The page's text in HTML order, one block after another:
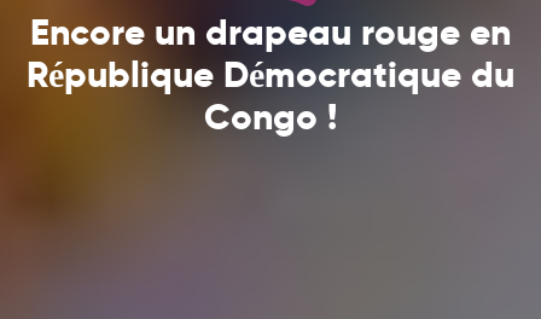
Encore un drapeau rouge en
République Démocratique du
Congo !